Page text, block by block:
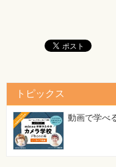
トピックス
動画で学べ